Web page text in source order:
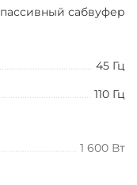
пассивный сабвуфер
45 Гц
110 Гц
1 600 Вт